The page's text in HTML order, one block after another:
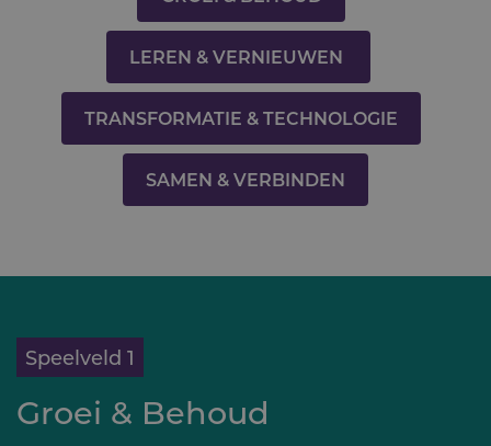
LEREN & VERNIEUWEN
TRANSFORMATIE & TECHNOLOGIE
SAMEN & VERBINDEN
Speelveld 1
Groei & Behoud